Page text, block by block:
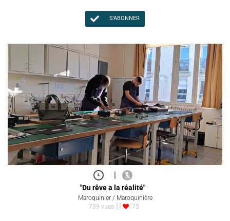
S'ABONNER
|
"Du rêve a la réalité"
Maroquinier / Maroquinière
739 vues
75